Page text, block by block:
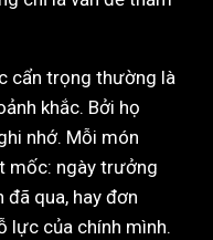
cẩn trọng thường là
khắc. Bởi họ
nhớ. Mỗi món
mốc: ngày trưởng
qua, hay đơn
lực của chính mình.